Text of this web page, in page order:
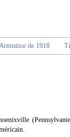
de 1918